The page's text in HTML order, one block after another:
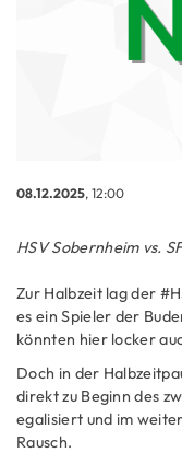
08.12.2025, 12:00
HSV Sobernheim vs.
Zur Halbzeit lag der
es ein Spieler der
könnten hier locker
Doch in der
direkt zu Beginn des
egalisiert und im
Rausch.